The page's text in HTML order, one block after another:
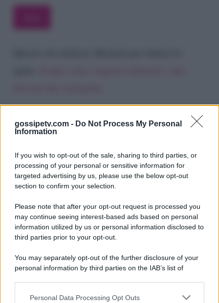
gossipetv.com - Do Not Process My Personal
Information
If you wish to opt-out of the sale, sharing to third parties, or
processing of your personal or sensitive information for
targeted advertising by us, please use the below opt-out
section to confirm your selection.
Please note that after your opt-out request is processed you
may continue seeing interest-based ads based on personal
information utilized by us or personal information disclosed to
third parties prior to your opt-out.
You may separately opt-out of the further disclosure of your
personal information by third parties on the IAB’s list of
This information may also be disclosed by us to third parties
Personal Data Processing Opt Outs
Gossip e TV è un sito di MASTE S.r.l.
viale Luigi Majno n. 21 - 20129 Milano (MI)
P.Iva 10909580960
Categorie
Gossip